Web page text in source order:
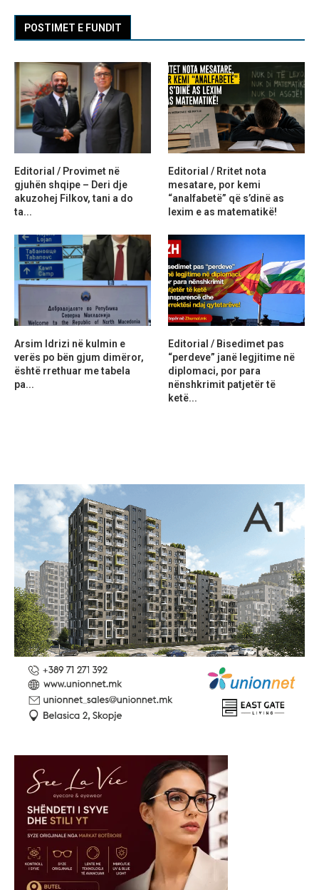
POSTIMET E FUNDIT
Editorial / Provimet në
gjuhën shqipe – Deri dje
akuzohej Filkov, tani a do
ta...
Editorial / Rritet nota
mesatare, por kemi
“analfabetë” që s’dinë as
lexim e as matematikë!
Arsim Idrizi në kulmin e
verës po bën gjum dimëror,
është rrethuar me tabela
pa...
Editorial / Bisedimet pas
“perdeve” janë legjitime në
diplomaci, por para
nënshkrimit patjetër të
ketë...